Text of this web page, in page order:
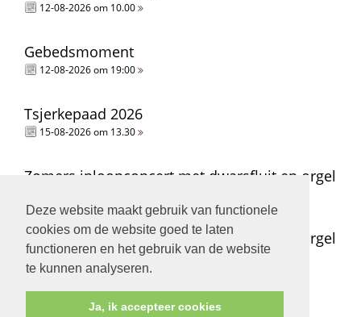
Deze website maakt gebruik van functionele
cookies om de website goed te laten
functioneren en het gebruik van de website
te kunnen analyseren.
Ja, ik accepteer cookies
12-08-2026 om 10.00
Gebedsmoment
12-08-2026 om 19:00
Tsjerkepaad 2026
15-08-2026 om 13.30
Zomers inloopconcert met dwarsfluit en orgel
Zomers inloopconcert met dwarsfluit en orgel
15-08-2026 om 15.00